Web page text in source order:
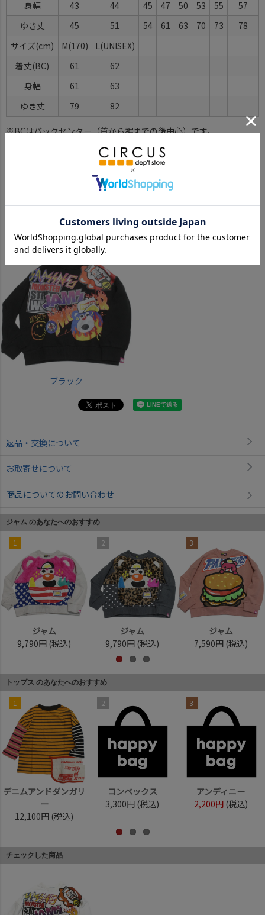
身幅 43 44 45 47 50 53 55
57
ゆき丈
45 51 54 61 63 70 73
78
サイズ(cm)
M(170)
L(UNISEX)
着丈(BC)
61
62
身幅
61
63
ゆき丈
79 82
※BCはバックセンター（首から裾までの後中心）です。
サイズ詳細について
ブラック
返品・交換について
お取寄せについて
商品についてのお問い合わせ
ジャム のあなたへのおすすめ
1
ジャム
9,790円 (税込)
2
ジャム
9,790円 (税込)
3
ジャム
7,590円 (税込)
トップス のあなたへのおすすめ
1
デニムアンドダンガリ
ー
12,100円 (税込)
2
コンベックス
3,300円 (税込)
3
アンディニー
2,200円 (税込)
チェックした商品